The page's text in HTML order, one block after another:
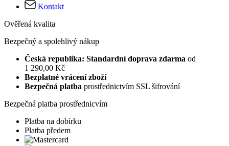
Kontakt
Ověřená kvalita
Bezpečný a spolehlivý nákup
Česká republika: Standardní doprava zdarma od
1 290,00 Kč
Bezplatné vrácení zboží
Bezpečná platba prostřednictvím SSL šifrování
Bezpečná platba prostřednicvím
Platba na dobírku
Platba předem